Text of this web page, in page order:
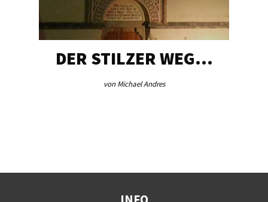
DER STILZER WEG…
von Michael Andres